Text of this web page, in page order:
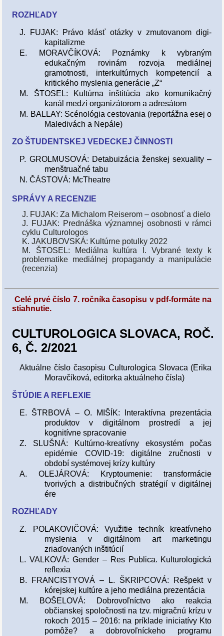
ROZHĽADY
J. FUJAK: Právo klásť otázky v zmutovanom digi-
kapitalizme
E. MORAVČÍKOVÁ: Poznámky k vybraným
edukačným rovinám rozvoja mediálnej
gramotnosti, interkultúrnych kompetencií a
kritického myslenia generácie „Z“
M. ŠTOSEL: Kultúrna inštitúcia ako komunikačný
kanál medzi organizátorom a adresátom
M. BALLAY: Scénológia cestovania (reportážna esej o
Maledivách a Nepále)
ZO ŠTUDENTSKEJ VEDECKEJ ČINNOSTI
P. GROLMUSOVÁ: Detabuizácia ženskej sexuality –
menštruačné tabu
N. ČÁSTOVÁ: McTheatre
SPRÁVY A RECENZIE
J. FUJAK: Za Michalom Reiserom – osobnosť a dielo
J. FUJAK: Prednáška významnej osobnosti v rámci
cyklu Culturologos
K. JAKUBOVSKÁ: Kultúrne potulky 2022
M. ŠTOSEL: Mediálna kultúra I. Vybrané texty k
problematike mediálnej propagandy a manipulácie
(recenzia)
Celé prvé číslo 7. ročníka časopisu v pdf-formáte na
stiahnutie.
CULTUROLOGICA SLOVACA, ROČ.
6, Č. 2/2021
Aktuálne číslo časopisu Culturologica Slovaca (Erika
Moravčíková, editorka aktuálneho čísla)
ŠTÚDIE A REFLEXIE
E. ŠTRBOVÁ – O. MIŠÍK: Interaktívna prezentácia
produktov v digitálnom prostredí a jej
kognitívne spracovanie
Z. SLUŠNÁ: Kultúrno-kreatívny ekosystém počas
epidémie COVID-19: digitálne zručnosti v
období systémovej krízy kultúry
A. OLEJÁROVÁ: Kryptoumenie: transformácie
tvorivých a distribučných stratégií v digitálnej
ére
ROZHĽADY
Z. POLAKOVIČOVÁ: Využitie techník kreatívneho
myslenia v digitálnom art marketingu
zriaďovaných inštitúcií
L. VALKOVÁ: Gender – Res Publica. Kulturologická
reflexia
B. FRANCISTYOVÁ – L. ŠKRIPCOVÁ: Rešpekt v
kórejskej kultúre a jeho mediálna prezentácia
M. BOŠELOVÁ: Dobrovoľníctvo ako reakcia
občianskej spoločnosti na tzv. migračnú krízu v
rokoch 2015 – 2016: na príklade iniciatívy Kto
pomôže? a dobrovoľníckeho programu